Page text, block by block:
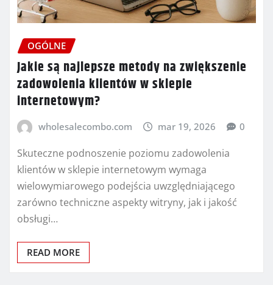
OGÓLNE
Jakie są najlepsze metody na zwiększenie
zadowolenia klientów w sklepie
internetowym?
wholesalecombo.com mar 19, 2026 0
Skuteczne podnoszenie poziomu zadowolenia
klientów w sklepie internetowym wymaga
wielowymiarowego podejścia uwzględniającego
zarówno techniczne aspekty witryny, jak i jakość
obsługi…
READ MORE